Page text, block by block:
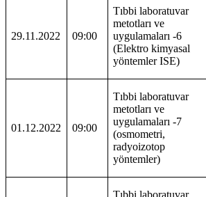
29.11.2022 09:00
Tıbbi laboratuvar
metotları ve
uygulamaları -6
(Elektro kimyasal
yöntemler ISE)
01.12.2022 09:00
Tıbbi laboratuvar
metotları ve
uygulamaları -7
(osmometri,
radyoizotop
yöntemler)